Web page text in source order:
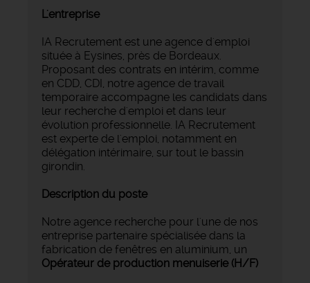
L'entreprise
IA Recrutement est une agence d'emploi
située à Eysines, près de Bordeaux.
Proposant des contrats en intérim, comme
en CDD, CDI, notre agence de travail
temporaire accompagne les candidats dans
leur recherche d'emploi et dans leur
évolution professionnelle. IA Recrutement
est experte de l'emploi, notamment en
délégation intérimaire, sur tout le bassin
girondin.
Description du poste
Notre agence recherche pour l'une de nos
entreprise partenaire spécialisée dans la
fabrication de fenêtres en aluminium, un
Opérateur de production menuiserie (H/F)